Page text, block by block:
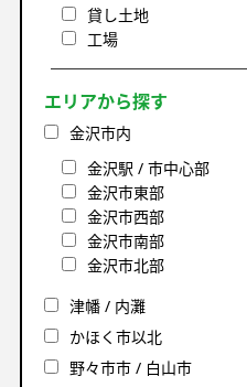
貸し土地
工場
エリアから探す
金沢市内
金沢駅 / 市中心部
金沢市東部
金沢市西部
金沢市南部
金沢市北部
津幡 / 内灘
かほく市以北
野々市市 / 白山市